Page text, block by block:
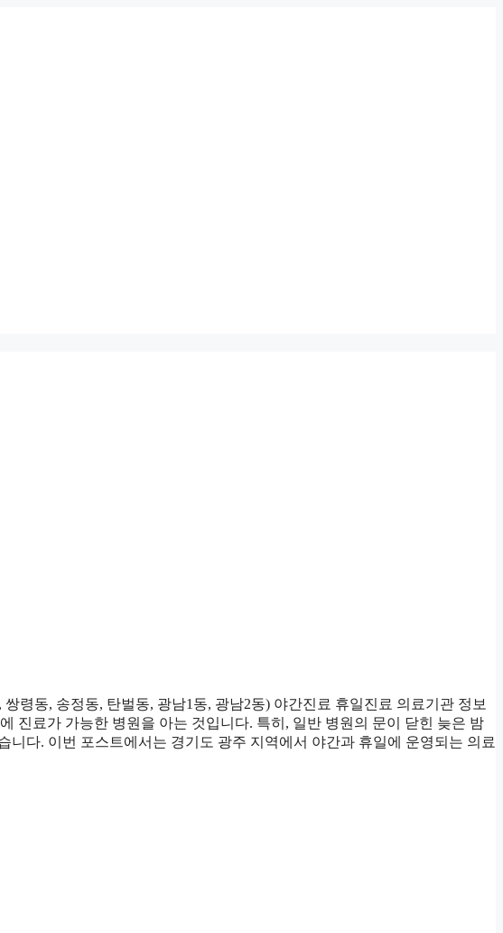
, 쌍령동, 송정동, 탄벌동, 광남1동, 광남2동) 야간진료 휴일진료 의료기관 정보
진료가 가능한 병원을 아는 것입니다. 특히, 일반 병원의 문이 닫힌 늦은 밤
다. 이번 포스트에서는 경기도 광주 지역에서 야간과 휴일에 운영되는 의료